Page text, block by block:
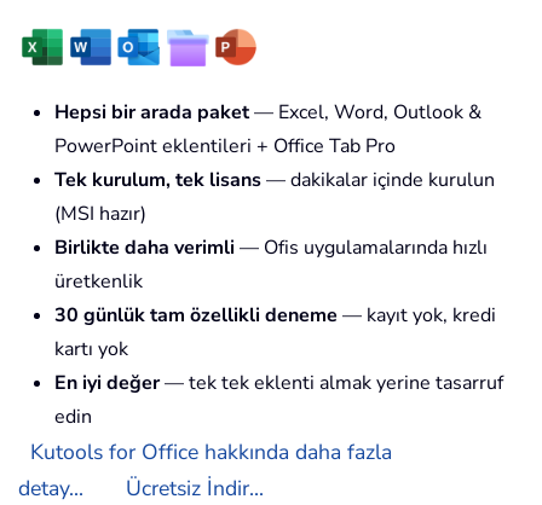
Hepsi bir arada paket— Excel, Word, Outlook &
PowerPoint eklentileri + Office Tab Pro
Tek kurulum, tek lisans— dakikalar içinde kurulun
(MSI hazır)
Birlikte daha verimli — Ofis uygulamalarında hızlı
üretkenlik
30 günlük tam özellikli deneme — kayıt yok, kredi
kartı yok
En iyi değer— tek tek eklenti almak yerine tasarruf
edin
Kutools for Office hakkında daha fazla
detay...
Ücretsiz İndir...